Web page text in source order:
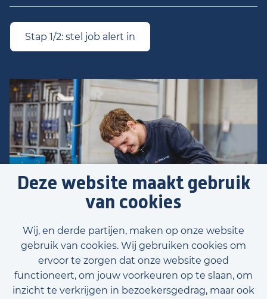
Deze website maakt gebruik
van cookies
Wij, en derde partijen, maken op onze website
gebruik van cookies. Wij gebruiken cookies om
ervoor te zorgen dat onze website goed
functioneert, om jouw voorkeuren op te slaan, om
inzicht te verkrijgen in bezoekersgedrag, maar ook
Voornaam
Stap 1/2: stel job alert in